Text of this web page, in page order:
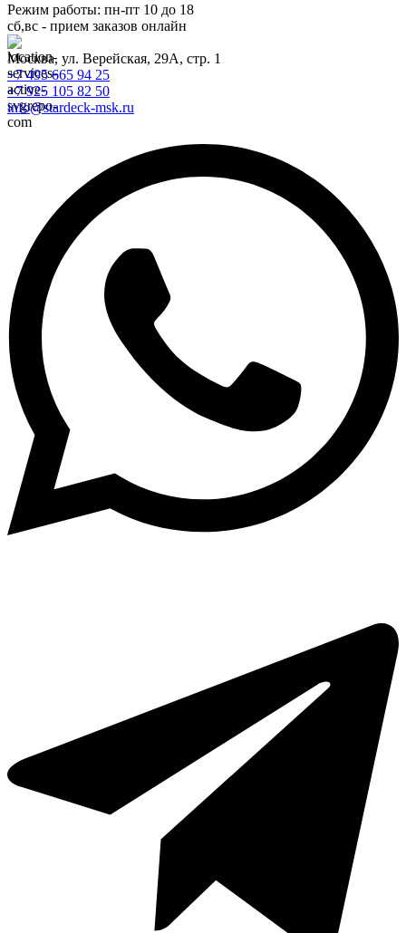
Режим работы: пн-пт 10 до 18
сб,вс - прием заказов онлайн
Москва, ул. Верейская, 29А, стр. 1
+7 495 665 94 25
+7 925 105 82 50
info@stardeck-msk.ru